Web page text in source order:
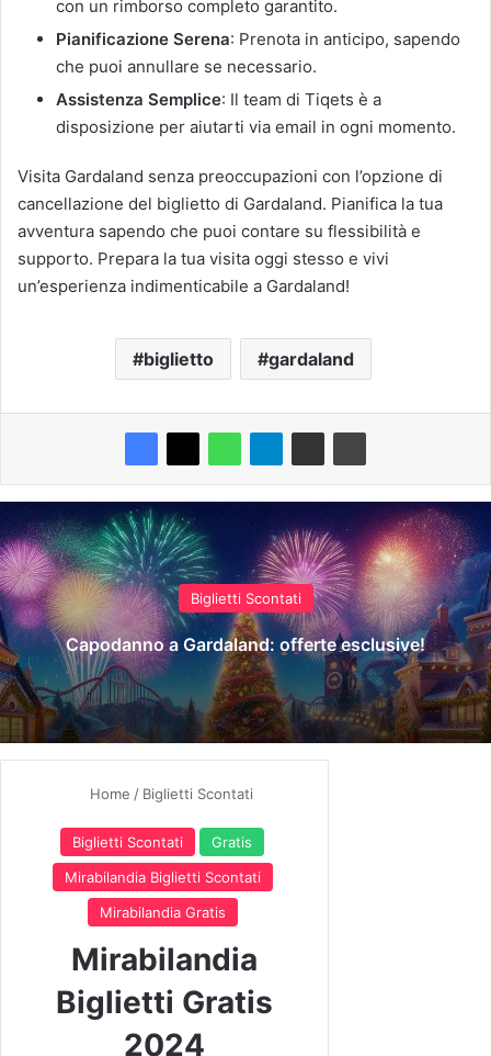
con un rimborso completo garantito.
Pianificazione Serena: Prenota in anticipo, sapendo
che puoi annullare se necessario.
Assistenza Semplice: Il team di Tiqets è a
disposizione per aiutarti via email in ogni momento.
Visita Gardaland senza preoccupazioni con l’opzione di
cancellazione del biglietto di Gardaland. Pianifica la tua
avventura sapendo che puoi contare su flessibilità e
supporto. Prepara la tua visita oggi stesso e vivi
un’esperienza indimenticabile a Gardaland!
biglietto gardaland
Biglietti Scontati
Capodanno a Gardaland: offerte esclusive!